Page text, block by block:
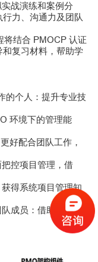
战演练和案例分
力、沟通力及团队
将结合 PMOCP 认证
复习材料，帮助学
的个人：提升专业技
环境下的管理能
好配合团队工作，
控项目管理，借
得系统项目管理知
成员：借助课程推